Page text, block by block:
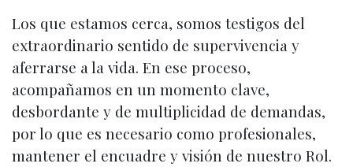
Los que estamos cerca, somos testigos del
extraordinario sentido de supervivencia y
aferrarse a la vida. En ese proceso,
acompañamos en un momento clave,
desbordante y de multiplicidad de demandas,
por lo que es necesario como profesionales,
mantener el encuadre y visión de nuestro Rol.